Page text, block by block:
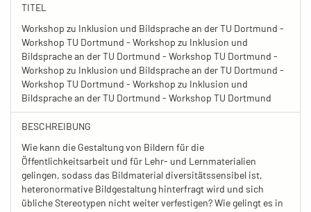
TITEL
Workshop zu Inklusion und Bildsprache an der TU Dortmund -
Workshop TU Dortmund - Workshop zu Inklusion und
Bildsprache an der TU Dortmund - Workshop TU Dortmund -
Workshop zu Inklusion und Bildsprache an der TU Dortmund -
Workshop TU Dortmund - Workshop zu Inklusion und
Bildsprache an der TU Dortmund - Workshop TU Dortmund
BESCHREIBUNG
Wie kann die Gestaltung von Bildern für die
Öffentlichkeitsarbeit und für Lehr- und Lernmaterialien
gelingen, sodass das Bildmaterial diversitätssensibel ist,
heteronormative Bildgestaltung hinterfragt wird und sich
übliche Stereotypen nicht weiter verfestigen? Wie gelingt es in